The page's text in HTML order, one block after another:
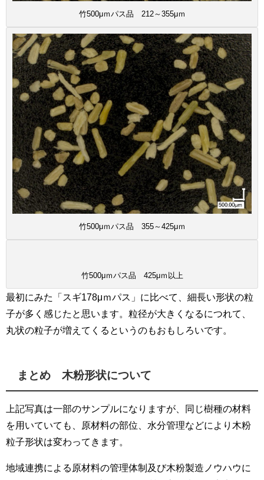
竹500μｍパス品 212～355μｍ
竹500μｍパス品 355～425μｍ
竹500μｍパス品 425μｍ以上
最初にみた「スギ178μｍパス」に比べて、細長い形状の粒
子が多く感じたと思います。粒径が大きくなるにつれて、
丸状の粒子が増えてくるというのもおもしろいです。
まとめ 木粉形状について
上記写真は一部のサンプルになりますが、同じ樹種の材料
を用いていても、原材料の部位、水分管理などにより木粉
粒子形状は変わってきます。
地域連携による原材料の管理体制及び木粉製造ノウハウに